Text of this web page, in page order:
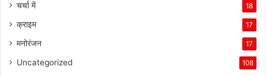
चर्चा में 18
क्राइम 17
मनोरंजन 17
Uncategorized 108